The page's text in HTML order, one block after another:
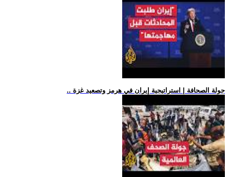
.. جولة الصحافة | استراتيجية إيران في هرمز وتصعيد غزة